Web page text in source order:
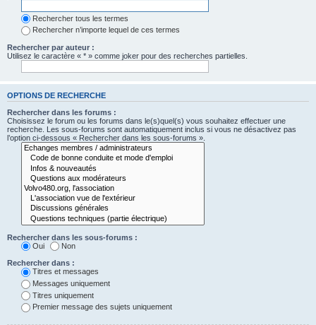
Rechercher tous les termes
Rechercher n’importe lequel de ces termes
Rechercher par auteur :
Utilisez le caractère « * » comme joker pour des recherches partielles.
OPTIONS DE RECHERCHE
Rechercher dans les forums :
Choisissez le forum ou les forums dans le(s)quel(s) vous souhaitez effectuer une
recherche. Les sous-forums sont automatiquement inclus si vous ne désactivez pas
l’option ci-dessous « Rechercher dans les sous-forums ».
Rechercher dans les sous-forums :
Oui
Non
Rechercher dans :
Titres et messages
Messages uniquement
Titres uniquement
Premier message des sujets uniquement